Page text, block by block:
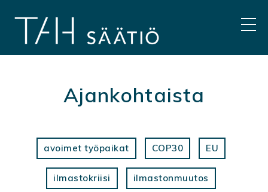
sisältöön
Ajankohtaista
avoimet työpaikat COP30 EU
ilmastokriisi ilmastonmuutos